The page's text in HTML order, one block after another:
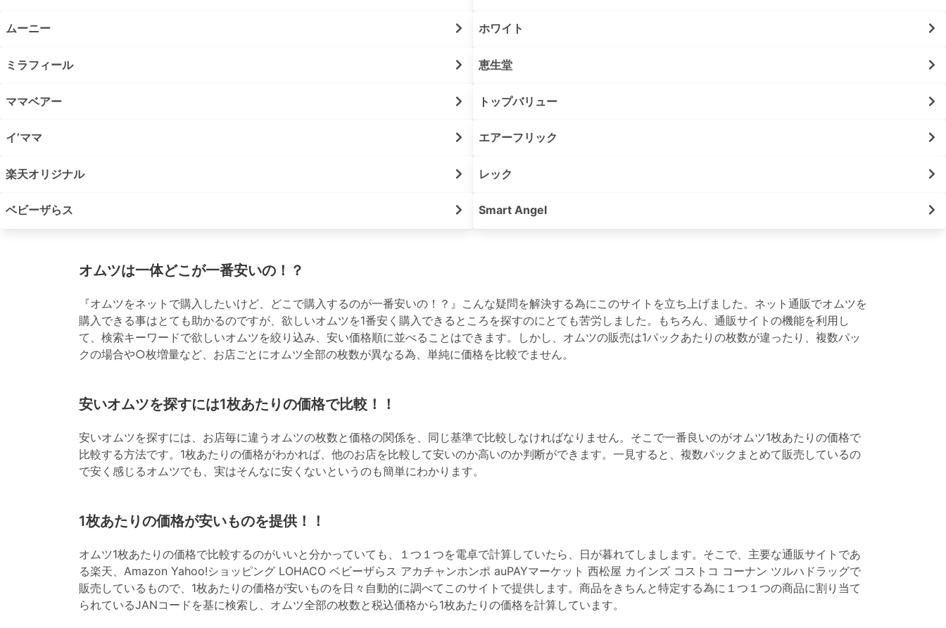
ムーニー ホワイト
ミラフィール 恵生堂
ママベアー トップバリュー
イ’ママ エアーフリック
楽天オリジナル レック
ベビーザらス Smart Angel
オムツは一体どこが一番安いの！？
『オムツをネットで購入したいけど、どこで購入するのが一番安いの！？』こんな疑問を解決する為にこのサイトを立ち上げました。ネット通販でオムツを
購入できる事はとても助かるのですが、欲しいオムツを1番安く購入できるところを探すのにとても苦労しました。もちろん、通販サイトの機能を利用し
て、検索キーワードで欲しいオムツを絞り込み、安い価格順に並べることはできます。しかし、オムツの販売は1パックあたりの枚数が違ったり、複数パッ
クの場合や○枚増量など、お店ごとにオムツ全部の枚数が異なる為、単純に価格を比較でません。
安いオムツを探すには1枚あたりの価格で比較！！
安いオムツを探すには、お店毎に違うオムツの枚数と価格の関係を、同じ基準で比較しなければなりません。そこで一番良いのがオムツ1枚あたりの価格で
比較する方法です。1枚あたりの価格がわかれば、他のお店を比較して安いのか高いのか判断ができます。一見すると、複数パックまとめて販売しているの
で安く感じるオムツでも、実はそんなに安くないというのも簡単にわかります。
1枚あたりの価格が安いものを提供！！
オムツ1枚あたりの価格で比較するのがいいと分かっていても、１つ１つを電卓で計算していたら、日が暮れてしまします。そこで、主要な通販サイトであ
る楽天、Amazon Yahoo!ショッピング LOHACO ベビーザらス アカチャンホンポ auPAYマーケット 西松屋 カインズ コストコ コーナン ツルハドラッグで
販売しているもので、1枚あたりの価格が安いものを日々自動的に調べてこのサイトで提供します。商品をきちんと特定する為に１つ１つの商品に割り当て
られているJANコードを基に検索し、オムツ全部の枚数と税込価格から1枚あたりの価格を計算しています。